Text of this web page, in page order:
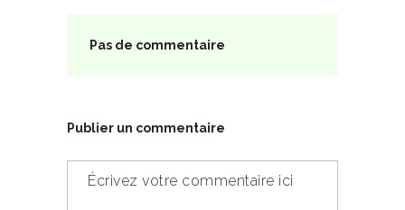
Pas de commentaire
Publier un commentaire